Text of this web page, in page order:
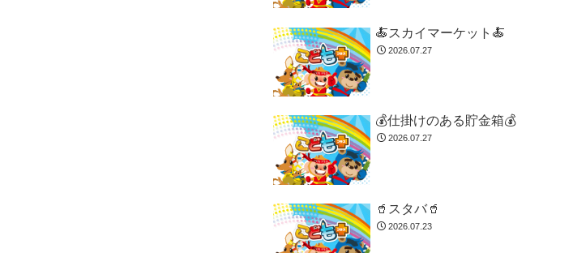
🍝スカイマーケット🍝
2026.07.27
💰仕掛けのある貯金箱💰
2026.07.27
🥤スタバ🥤
2026.07.23